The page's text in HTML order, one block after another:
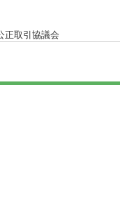
正取引協議会